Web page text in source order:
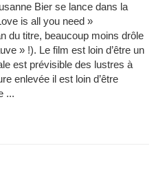
Bier se lance dans la
is all you need »
du titre, beaucoup moins drôle
» !). Le film est loin d’être un
est prévisible des lustres à
enlevée il est loin d’être
...